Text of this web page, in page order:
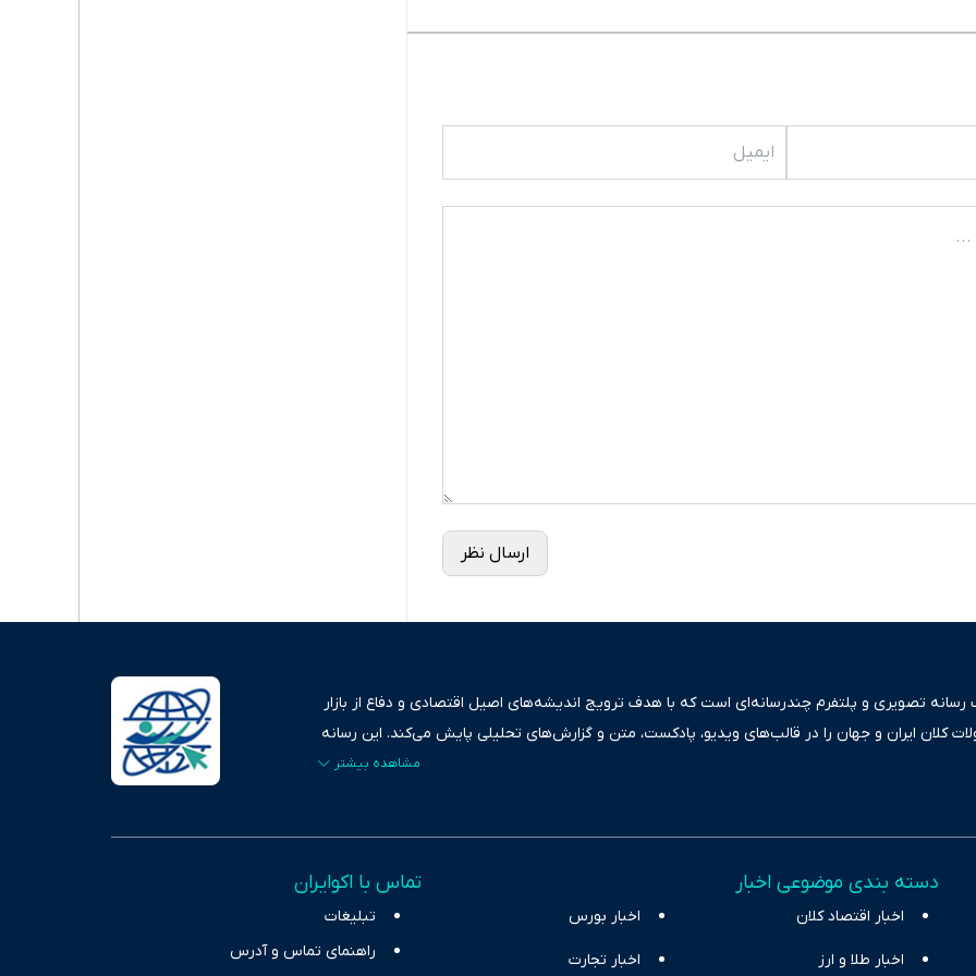
ارسال نظر
رسانه تصویری و پلتفرم چندرسانه‌ای است که با هدف ترویج اندیشه‌های اصیل اقتصادی و دفاع از بازار
کلان ایران و جهان را در قالب‌های ویدیو، پادکست، متن و گزارش‌های تحلیلی پایش می‌کند. این رسانه
دقیق و قابل اعتماد، فراتر از اطلاع‌رسانی صرف، به تبیین سیاست‌ها و کارکردهای بازارهای مالی،
و بیکاری را جست‌وجو کرده و در کنار تحلیل آمارها، نیازهای خبری مخاطبان در حوزه‌های اثرگذار بر
رویکردی حرفه‌ای و روزآمد پوشش می‌دهیم.
دسته بندی موضوعی اخبار
اخبار اقتصاد کلان اخبار بورس
اخبار طلا و ارز اخبار تجارت
تماس با اکوایران
تبلیغات
راهنمای تماس و آدرس